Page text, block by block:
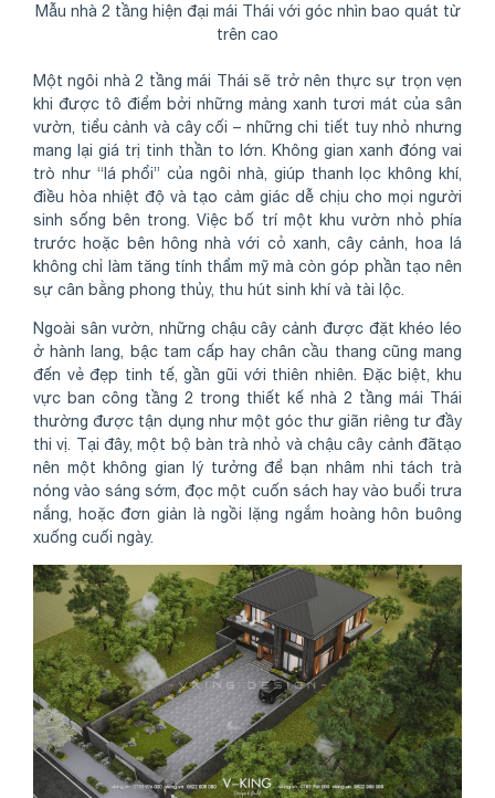
Mẫu nhà 2 tầng hiện đại mái Thái với góc nhìn bao quát từ
trên cao
Một ngôi nhà 2 tầng mái Thái sẽ trở nên thực sự trọn vẹn
khi được tô điểm bởi những mảng xanh tươi mát của sân
vườn, tiểu cảnh và cây cối – những chi tiết tuy nhỏ nhưng
mang lại giá trị tinh thần to lớn. Không gian xanh đóng vai
trò như “lá phổi” của ngôi nhà, giúp thanh lọc không khí,
điều hòa nhiệt độ và tạo cảm giác dễ chịu cho mọi người
sinh sống bên trong. Việc bố trí một khu vườn nhỏ phía
trước hoặc bên hông nhà với cỏ xanh, cây cảnh, hoa lá
không chỉ làm tăng tính thẩm mỹ mà còn góp phần tạo nên
sự cân bằng phong thủy, thu hút sinh khí và tài lộc.
Ngoài sân vườn, những chậu cây cảnh được đặt khéo léo
ở hành lang, bậc tam cấp hay chân cầu thang cũng mang
đến vẻ đẹp tinh tế, gần gũi với thiên nhiên. Đặc biệt, khu
vực ban công tầng 2 trong thiết kế nhà 2 tầng mái Thái
thường được tận dụng như một góc thư giãn riêng tư đầy
thi vị. Tại đây, một bộ bàn trà nhỏ và chậu cây cảnh đãtạo
nên một không gian lý tưởng để bạn nhâm nhi tách trà
nóng vào sáng sớm, đọc một cuốn sách hay vào buổi trưa
nắng, hoặc đơn giản là ngồi lặng ngắm hoàng hôn buông
xuống cuối ngày.